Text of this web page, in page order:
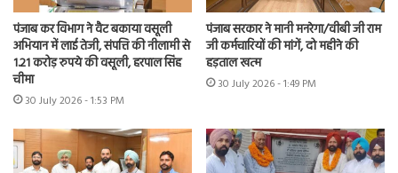
पंजाब कर विभाग ने वैट बकाया वसूली
अभियान में लाई तेजी, संपत्ति की नीलामी से
1.21 करोड़ रुपये की वसूली, हरपाल सिंह
चीमा
30 July 2026 - 1:53 PM
पंजाब सरकार ने मानी मनरेगा/वीबी जी राम
जी कर्मचारियों की मांगें, दो महीने की
हड़ताल खत्म
30 July 2026 - 1:49 PM